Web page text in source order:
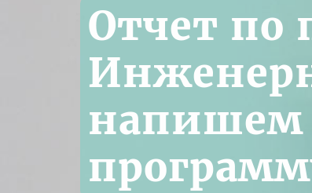
Отчет по
напишем